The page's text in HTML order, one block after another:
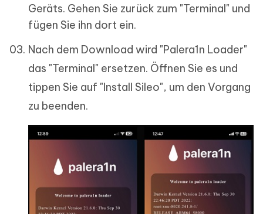
Geräts. Gehen Sie zurück zum "Terminal" und
fügen Sie ihn dort ein.
Nach dem Download wird "Palera1n Loader"
das "Terminal" ersetzen. Öffnen Sie es und
tippen Sie auf "Install Sileo", um den Vorgang
zu beenden.